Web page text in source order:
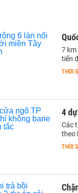
7 km
tiến
THỜI
4
Các
theo
THỜI